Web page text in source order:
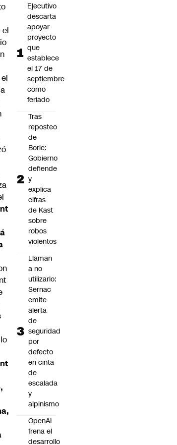
Ejecutivo
descarta
apoyar
proyecto
que
establece
el 17 de
septiembre
como
feriado
Tras
reposteo
de
Boric:
Gobierno
defiende
y
explica
cifras
de Kast
sobre
robos
violentos
Llaman
a no
utilizarlo:
Sernac
emite
alerta
de
seguridad
por
defecto
en cinta
de
escalada
y
alpinismo
OpenAI
frena el
desarrollo